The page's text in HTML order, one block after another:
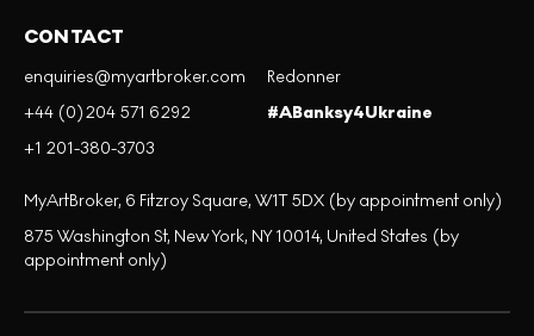
CONTACT
enquiries@myartbroker.com
+44 (0)204 571 6292
+1 201-380-3703
Redonner
#ABanksy4Ukraine
MyArtBroker, 6 Fitzroy Square, W1T 5DX (by appointment only)
875 Washington St, New York, NY 10014, United States (by
appointment only)